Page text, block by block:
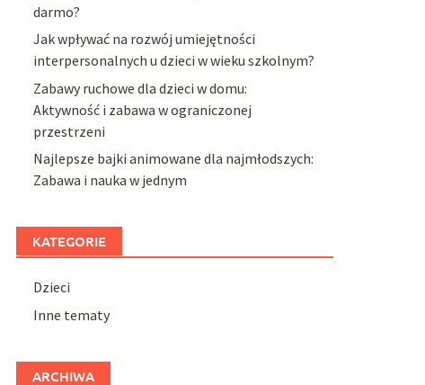
darmo?
Jak wpływać na rozwój umiejętności
interpersonalnych u dzieci w wieku szkolnym?
Zabawy ruchowe dla dzieci w domu:
Aktywność i zabawa w ograniczonej
przestrzeni
Najlepsze bajki animowane dla najmłodszych:
Zabawa i nauka w jednym
KATEGORIE
Dzieci
Inne tematy
ARCHIWA